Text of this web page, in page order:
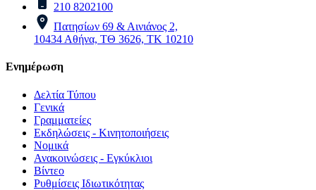
210 8202100
Πατησίων 69 & Αινιάνος 2,
10434 Αθήνα, ΤΘ 3626, ΤΚ 10210
Ενημέρωση
Δελτία Τύπου
Γενικά
Γραμματείες
Εκδηλώσεις - Κινητοποιήσεις
Νομικά
Ανακοινώσεις - Εγκύκλιοι
Βίντεο
Ρυθμίσεις Ιδιωτικότητας